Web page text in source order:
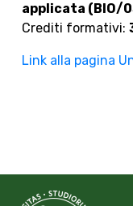
applicata (BIO/
Crediti formativi:
Link alla pagina